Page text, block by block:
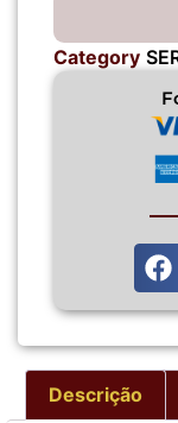
Category
Descrição